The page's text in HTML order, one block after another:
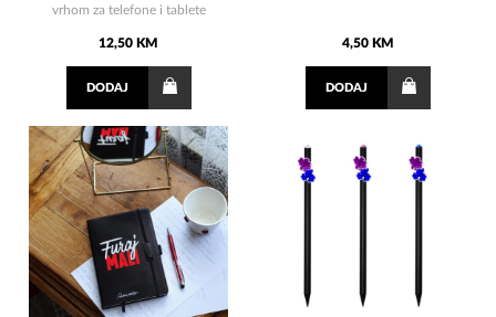
vrhom za telefone i tablete
12,50 KM
DODAJ
4,50 KM
DODAJ